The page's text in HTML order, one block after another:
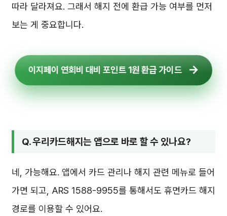
따라 달라져요. 그래서 해지 전에 환급 가능 여부를 먼저
보는 게 중요합니다.
이지페이 연회비 대비 포인트 1원 환급 가이드
Q. 우리카드해지는 앱으로 바로 할 수 있나요?
네, 가능해요. 앱에서 카드 관리나 해지 관련 메뉴로 들어
가면 되고, ARS 1588-9955를 통해서도 휴면카드 해지
경로를 이용할 수 있어요.